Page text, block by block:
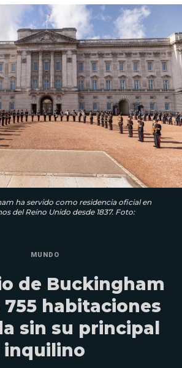
ha servido como residencia oficial en
del Reino Unido desde 1837. Foto:
MUNDO
de Buckingham
755 habitaciones
sin su principal
inquilino